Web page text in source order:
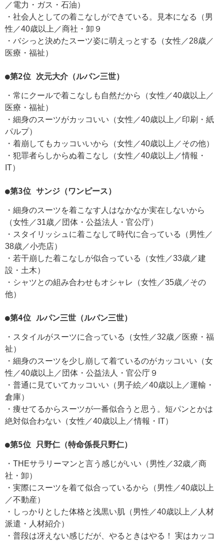
／電力・ガス・石油）
・社会人としての着こなしができている。見本になる（男
性／40歳以上／商社・卸９
・バシっと決めたスーツ姿に萌えっとする（女性／28歳／
医療・福祉）
●第2位 次元大介（ルパン三世）
・常にクールで着こなしも自然だから（女性／40歳以上／
医療・福祉）
・細身のスーツがカッコいい（女性／40歳以上／印刷・紙
パルプ）
・着崩してもカッコいいから（女性／40歳以上／その他）
・犯罪者らしからぬ着こなし（女性／40歳以上／情報・
IT）
●第3位 サンジ（ワンピース）
・細身のスーツを着こなす人はなかなか実在しないから
（女性／31歳／団体・公益法人・官公庁）
・スタイリッシュに着こなして時代に合っている（男性／
38歳／小売店）
・若干崩した着こなしが似合っている（女性／33歳／建
設・土木）
・シャツとの組み合わせもオシャレ（女性／35歳／その
他）
●第4位 ルパン三世（ルパン三世）
・スタイルがスーツに合っている（女性／32歳／医療・福
祉）
・細身のスーツを少し崩して着ているのがカッコいい（女
性／40歳以上／団体・公益法人・官公庁９
・普通に見ていてカッコいい（男子絵／40歳以上／運輸・
倉庫）
・痩せてるからスーツが一番似合うと思う。短パンとかは
絶対似合わない（女性／40歳以上／情報・IT）
●第5位 只野仁（特命係長只野仁）
・THEサラリーマンと言う感じがいい（男性／32歳／商
社・卸）
・実際にスーツを着て似合っているから（男性／40歳以上
／不動産）
・しっかりとした体格と浅黒い肌（男性／40歳以上／人材
派遣・人材紹介）
・普段は冴えない感じだが、やるときはやる！ 実はカッコ